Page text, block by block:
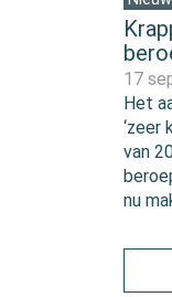
17
Het
‘zeer
van
nu